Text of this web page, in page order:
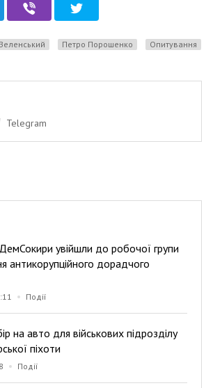
Зеленський Петро Порошенко
опитування
Telegram
увійшли до робочої групи
антикорупційного дорадчого
Події
на авто для військових підрозділу
піхоти
Події